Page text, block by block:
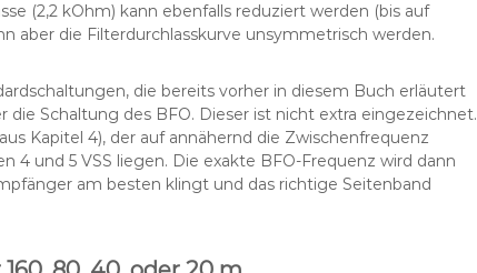
(2,2 kOhm) kann ebenfalls reduziert werden (bis auf
aber die Filterdurchlasskurve unsymmetrisch werden.
die bereits vorher in diesem Buch erläutert
Schaltung des BFO. Dieser ist nicht extra eingezeichnet.
Kapitel 4), der auf annähernd die Zwischenfrequenz
4 und 5 VSS liegen. Die exakte BFO-Frequenz wird dann
am besten klingt und das richtige Seitenband